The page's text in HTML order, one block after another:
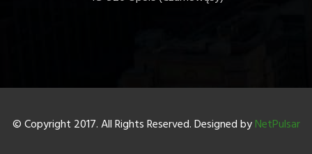
© Copyright 2017. All Rights Reserved. Designed byNetPulsar